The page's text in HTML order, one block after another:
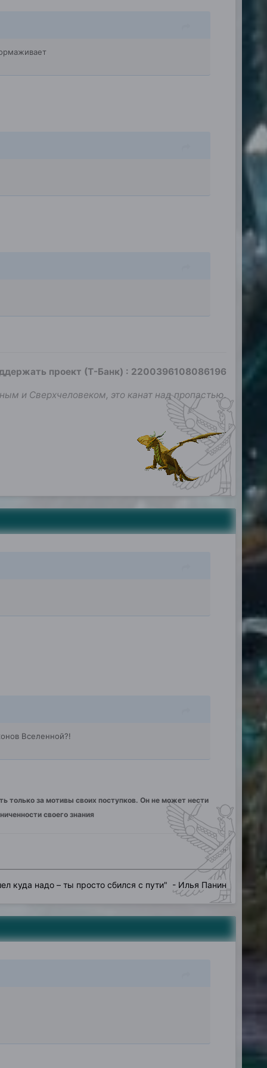
проект (Т-Банк) : 2200396108086196
и Сверхчеловеком, это канат над пропастью.
Вселенной?!
только за мотивы своих поступков. Он не может нести
своего знания
"
куда надо – ты просто сбился с пути" - Илья Панин